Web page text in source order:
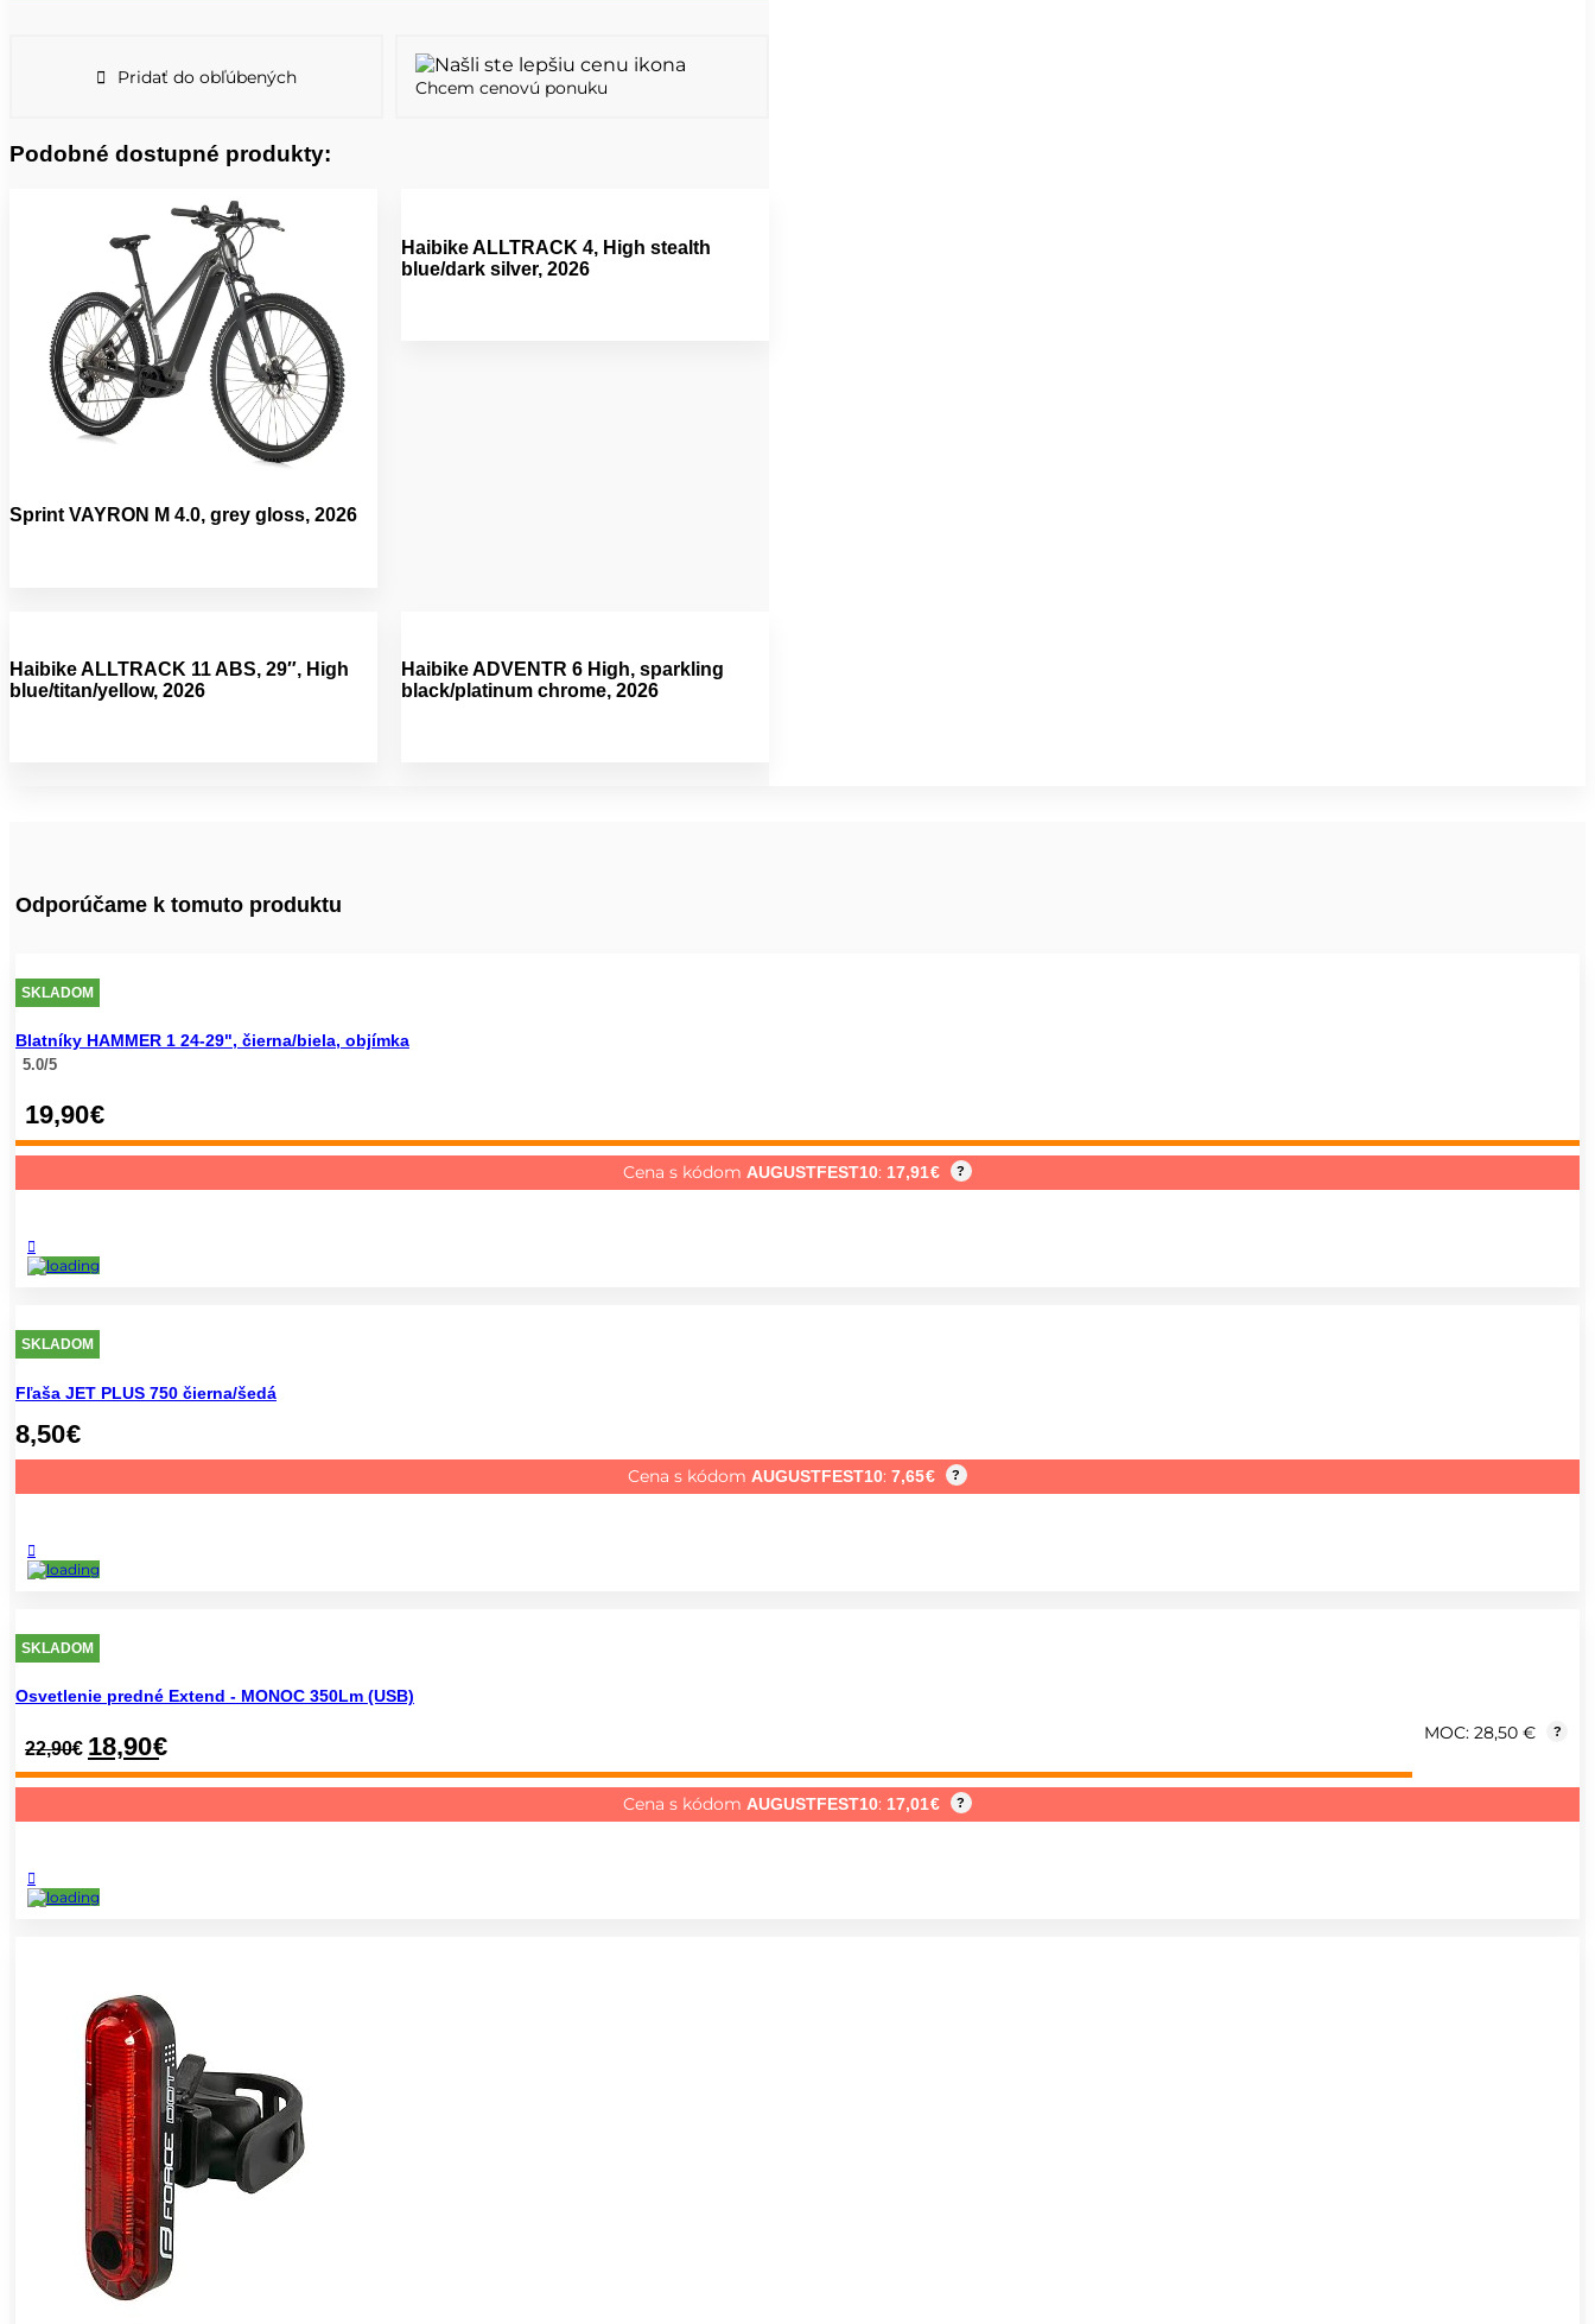
Pridať do obľúbených Chcem cenovú ponuku
Podobné dostupné produkty:
Sprint VAYRON M 4.0, grey gloss, 2026
Haibike ALLTRACK 4, High stealth
blue/dark silver, 2026
Haibike ALLTRACK 11 ABS, 29″, High
blue/titan/yellow, 2026
Haibike ADVENTR 6 High, sparkling
black/platinum chrome, 2026
Odporúčame k tomuto produktu
SKLADOM
Blatníky HAMMER 1 24-29", čierna/biela, objímka
5.0/5
19,90€
Cena s kódomAUGUSTFEST10: 17,91€ ?
SKLADOM
Fľaša JET PLUS 750 čierna/šedá
8,50€
Cena s kódom AUGUSTFEST10:7,65€ ?
SKLADOM
Osvetlenie predné Extend - MONOC 350Lm (USB)
22,90€ 18,90€ MOC: 28,50 € ?
Cena s kódomAUGUSTFEST10: 17,01€ ?